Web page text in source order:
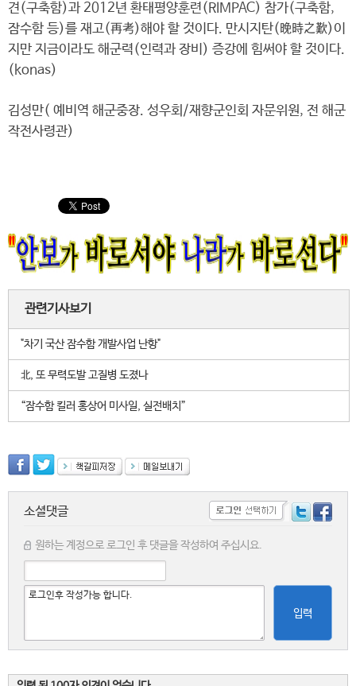
견(구축함)과 2012년 환태평양훈련(RIMPAC) 참가(구축함,
잠수함 등)를 재고(再考)해야 할 것이다. 만시지탄(晩時之歎)이
지만 지금이라도 해군력(인력과 장비) 증강에 힘써야 할 것이다.
(konas)
김성만( 예비역 해군중장. 성우회/재향군인회 자문위원, 전 해군
작전사령관)
관련기사보기
"차기 국산 잠수함 개발사업 난항"
北, 또 무력도발 고질병 도졌나
“잠수함 킬러 홍상어 미사일, 실전배치”
소셜댓글
원하는 계정으로 로그인 후 댓글을 작성하여 주십시요.
입력